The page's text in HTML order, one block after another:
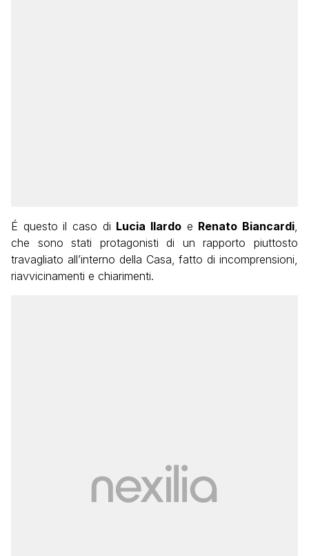
É questo il caso di Lucia Ilardo e Renato Biancardi
che sono stati protagonisti di un rapporto piuttosto
travagliato all’interno della Casa, fatto di incomprensioni,
riavvicinamenti e chiarimenti.